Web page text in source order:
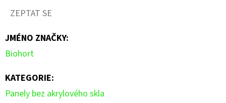
0,0
z
5
hvězdiček.
ZEPTAT SE
JMÉNO ZNAČKY:
Biohort
KATEGORIE:
Panely bez akrylového skla